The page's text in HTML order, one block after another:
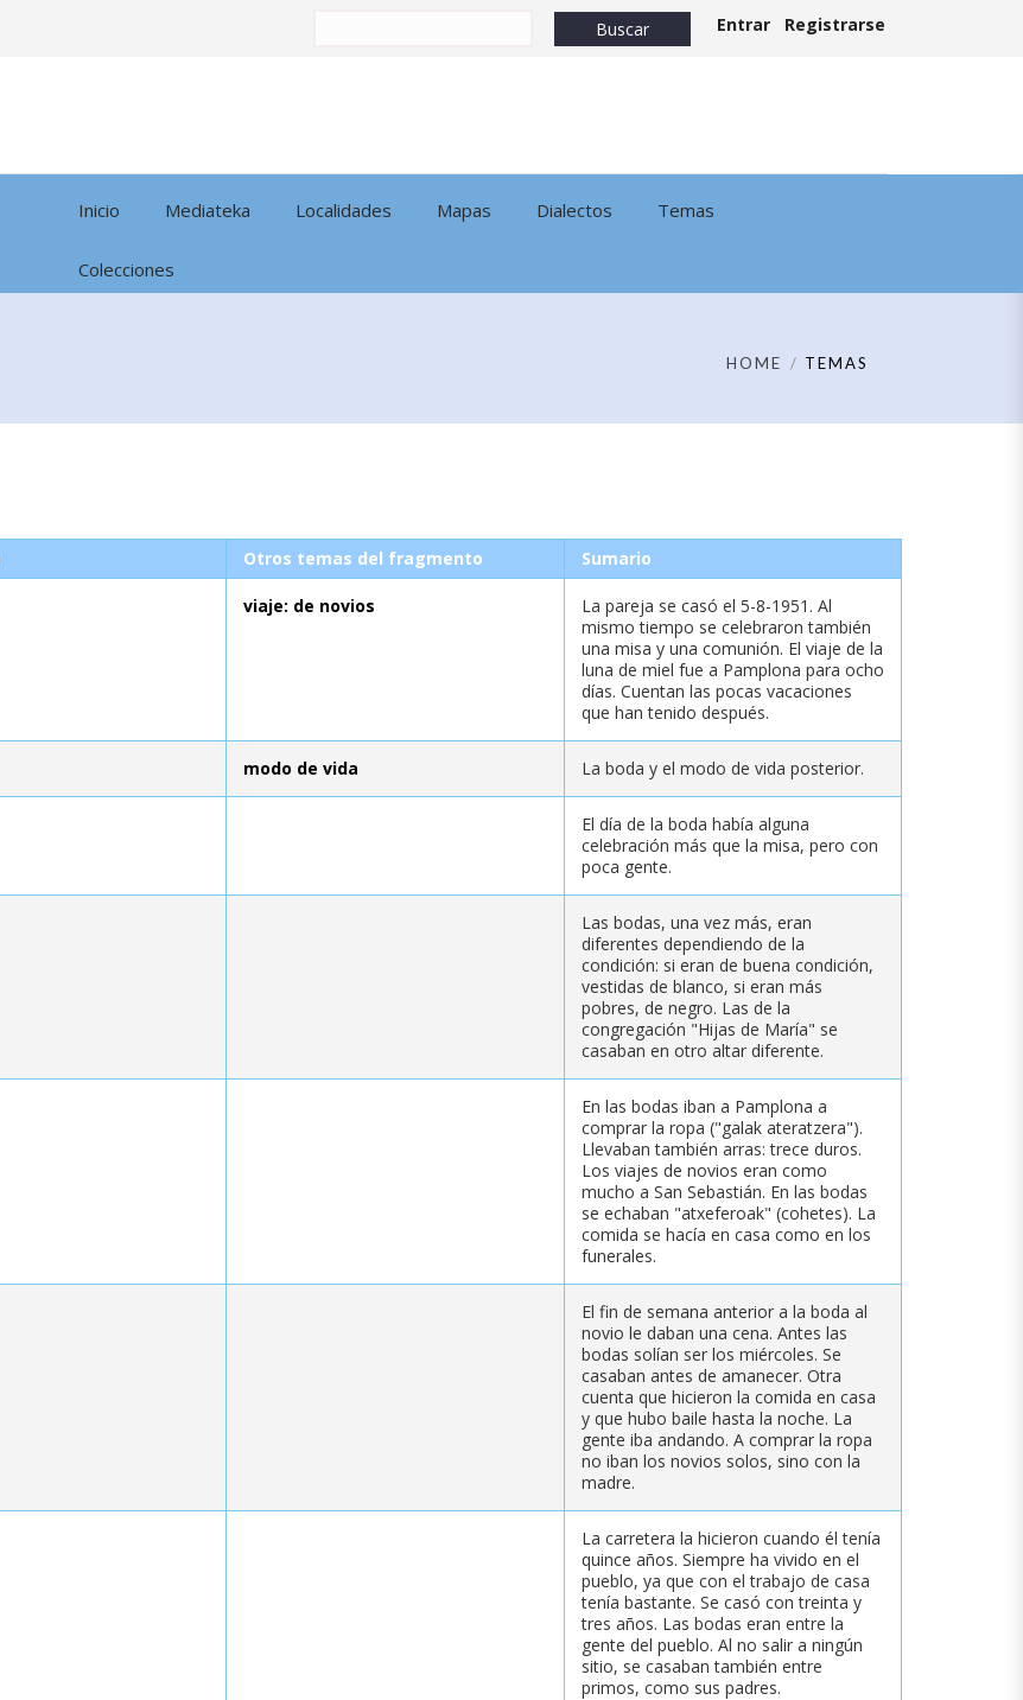
Entrar Registrarse
Inicio Mediateka Localidades Mapas Dialectos Temas
Colecciones
HOME TEMAS
Otros temas del fragmento Sumario
viaje: de novios
La pareja se casó el 5-8-1951. Al
mismo tiempo se celebraron también
una misa y una comunión. El viaje de la
luna de miel fue a Pamplona para ocho
días. Cuentan las pocas vacaciones
que han tenido después.
modo de vida La boda y el modo de vida posterior.
El día de la boda había alguna
celebración más que la misa, pero con
poca gente.
Las bodas, una vez más, eran
diferentes dependiendo de la
condición: si eran de buena condición,
vestidas de blanco, si eran más
pobres, de negro. Las de la
congregación "Hijas de María" se
casaban en otro altar diferente.
En las bodas iban a Pamplona a
comprar la ropa ("galak ateratzera").
Llevaban también arras: trece duros.
Los viajes de novios eran como
mucho a San Sebastián. En las bodas
se echaban "atxeferoak" (cohetes). La
comida se hacía en casa como en los
funerales.
El fin de semana anterior a la boda al
novio le daban una cena. Antes las
bodas solían ser los miércoles. Se
casaban antes de amanecer. Otra
cuenta que hicieron la comida en casa
y que hubo baile hasta la noche. La
gente iba andando. A comprar la ropa
no iban los novios solos, sino con la
madre.
La carretera la hicieron cuando él tenía
quince años. Siempre ha vivido en el
pueblo, ya que con el trabajo de casa
tenía bastante. Se casó con treinta y
tres años. Las bodas eran entre la
gente del pueblo. Al no salir a ningún
sitio, se casaban también entre
primos, como sus padres.